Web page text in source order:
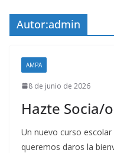
Autor:admin
AMPA
8 de junio de 2026
Hazte Socia/
Un nuevo curso
queremos daros la